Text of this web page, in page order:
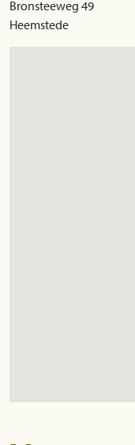
Bronsteeweg 49
Heemstede